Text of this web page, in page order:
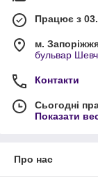
Працює з
м.
бульвар
Контакти
Сьогодні
Показати
Про нас